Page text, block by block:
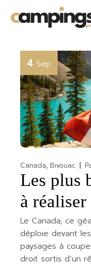
the
content
4 Sep
Canada Bivouac
Les plus
à réaliser
Le Canada, ce
déploie devant
paysages à
droit sortis d’un